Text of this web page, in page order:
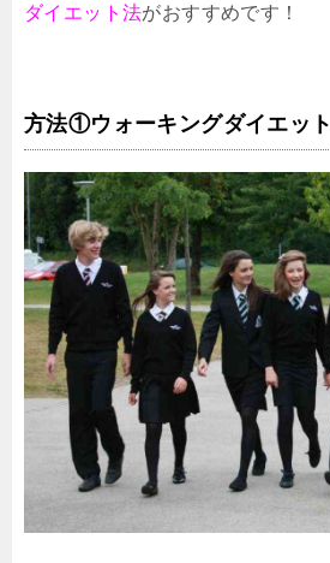
ダイエット法がおすすめです！
方法①ウォーキングダイエット